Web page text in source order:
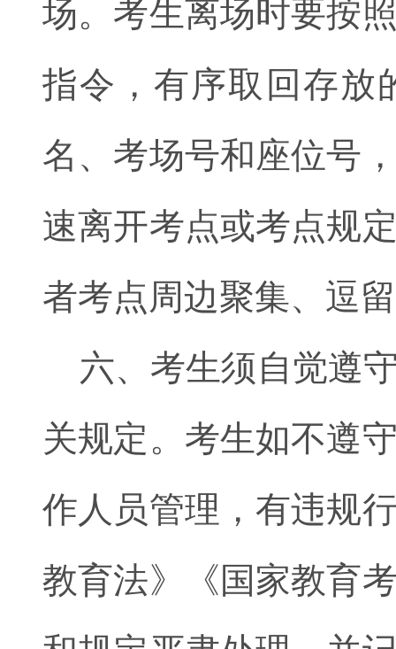
场。考生离场时要按
指令，有序取回存放
名、考场号和座位号
速离开考点或考点规
者考点周边聚集、逗
六、考生须自觉遵
关规定。考生如不遵
作人员管理，有违规
教育法》《国家教育